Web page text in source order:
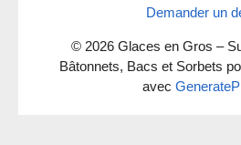
Demander un
© 2026 Glaces en Gros –
Bâtonnets, Bacs et Sorbets
avec